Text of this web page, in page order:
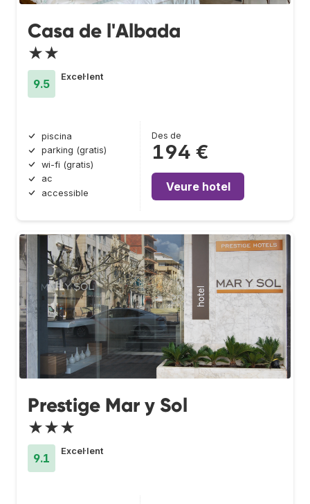
Casa de l'Albada
★★
9.5
Excel·lent
piscina
parking (gratis)
wi-fi (gratis)
ac
accessible
Des de
194 €
Veure hotel
Prestige Mar y Sol
★★★
9.1
Excel·lent